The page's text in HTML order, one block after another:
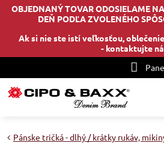
OBJEDNANÝ TOVAR ODOSIELAME
DEŇ PODĽA ZVOLENÉHO
Ak si nie ste istí veľkosťou,
- kontaktujte
Pánske tričká - dlhý / krátky rukáv,